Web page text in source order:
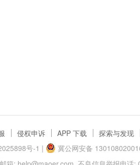
侵权申诉 APP 下载 探索与发现
号-1 | 冀公网安备